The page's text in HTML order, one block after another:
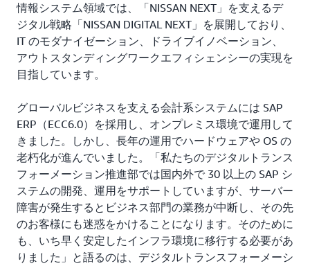
情報システム領域では、「NISSAN NEXT」を支えるデ
ジタル戦略「NISSAN DIGITAL NEXT」を展開しており、
IT のモダナイゼーション、ドライブイノベーション、
アウトスタンディングワークエフィシェンシーの実現を
目指しています。
グローバルビジネスを支える会計系システムには SAP
ERP（ECC6.0）を採用し、オンプレミス環境で運用して
きました。しかし、長年の運用でハードウェアや OS の
老朽化が進んでいました。「私たちのデジタルトランス
フォーメーション推進部では国内外で 30 以上の SAP シ
ステムの開発、運用をサポートしていますが、サーバー
障害が発生するとビジネス部門の業務が中断し、その先
のお客様にも迷惑をかけることになります。そのために
も、いち早く安定したインフラ環境に移行する必要があ
りました」と語るのは、デジタルトランスフォーメーシ